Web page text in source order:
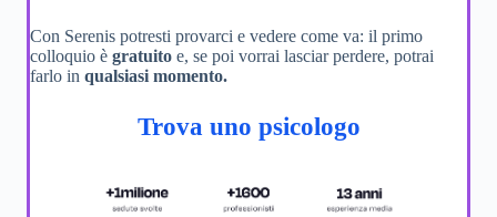
Con Serenis potresti provarci e vedere come va: il primo
colloquio è gratuito e, se poi vorrai lasciar perdere, potrai
farlo in qualsiasi momento.
Trova uno psicologo